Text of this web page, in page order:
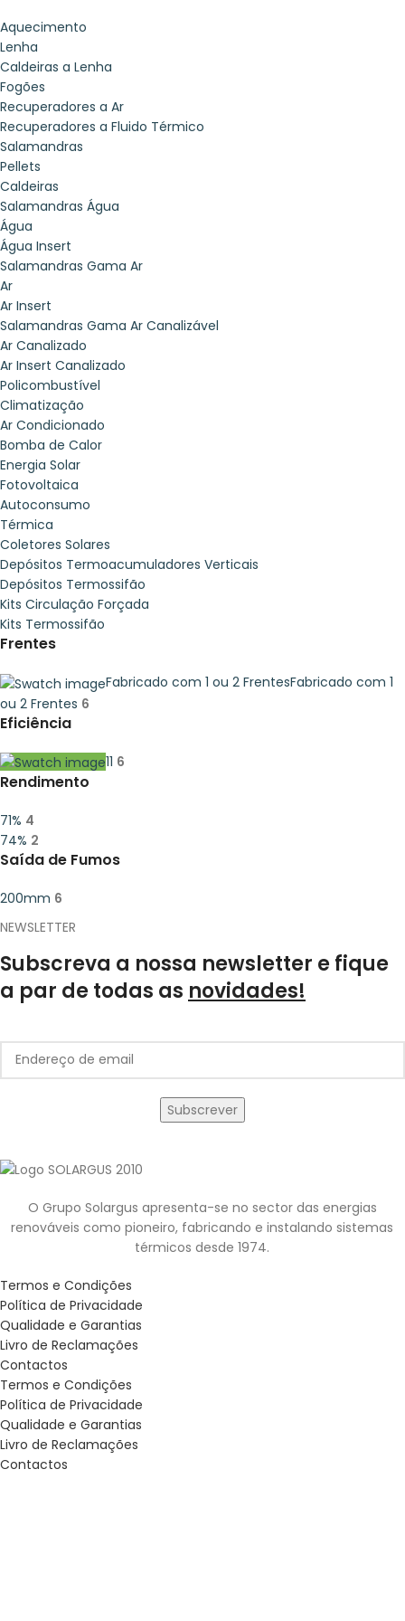
Aquecimento
Lenha
Caldeiras a Lenha
Fogões
Recuperadores a Ar
Recuperadores a Fluido Térmico
Salamandras
Pellets
Caldeiras
Salamandras Água
Água
Água Insert
Salamandras Gama Ar
Ar
Ar Insert
Salamandras Gama Ar Canalizável
Ar Canalizado
Ar Insert Canalizado
Policombustível
Climatização
Ar Condicionado
Bomba de Calor
Energia Solar
Fotovoltaica
Autoconsumo
Térmica
Coletores Solares
Depósitos Termoacumuladores Verticais
Depósitos Termossifão
Kits Circulação Forçada
Kits Termossifão
Frentes
Fabricado com 1 ou 2 FrentesFabricado com 1
ou 2 Frentes 6
Eficiência
11 6
Rendimento
71% 4
74% 2
Saída de Fumos
200mm 6
NEWSLETTER
Subscreva a nossa newsletter e fique
a par de todas as novidades!
O Grupo Solargus apresenta-se no sector das energias
renováveis como pioneiro, fabricando e instalando sistemas
térmicos desde 1974.
Termos e Condições
Política de Privacidade
Qualidade e Garantias
Livro de Reclamações
Contactos
Termos e Condições
Política de Privacidade
Qualidade e Garantias
Livro de Reclamações
Contactos